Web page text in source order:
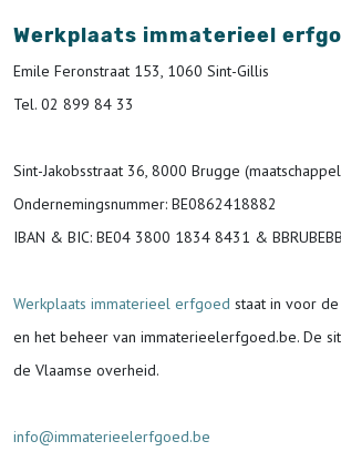
Werkplaats immaterieel
Emile Feronstraat 153, 1060 Sint-Gillis
Tel. 02 899 84 33
Sint-Jakobsstraat 36, 8000 Brugge
Ondernemingsnummer: BE0862418882
IBAN & BIC: BE04 3800 1834 8431 & BBRUBEBB
Werkplaats immaterieel erfgoed staat in voor de
en het beheer van immaterieelerfgoed.be. De
de Vlaamse overheid.
info@immaterieelerfgoed.be